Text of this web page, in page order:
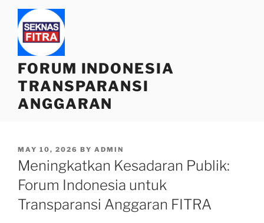
content
FORUM INDONESIA
TRANSPARANSI
ANGGARAN
POSTED
ON
MAY 10, 2026 BY ADMIN
Meningkatkan Kesadaran Publik:
Forum Indonesia untuk
Transparansi Anggaran FITRA